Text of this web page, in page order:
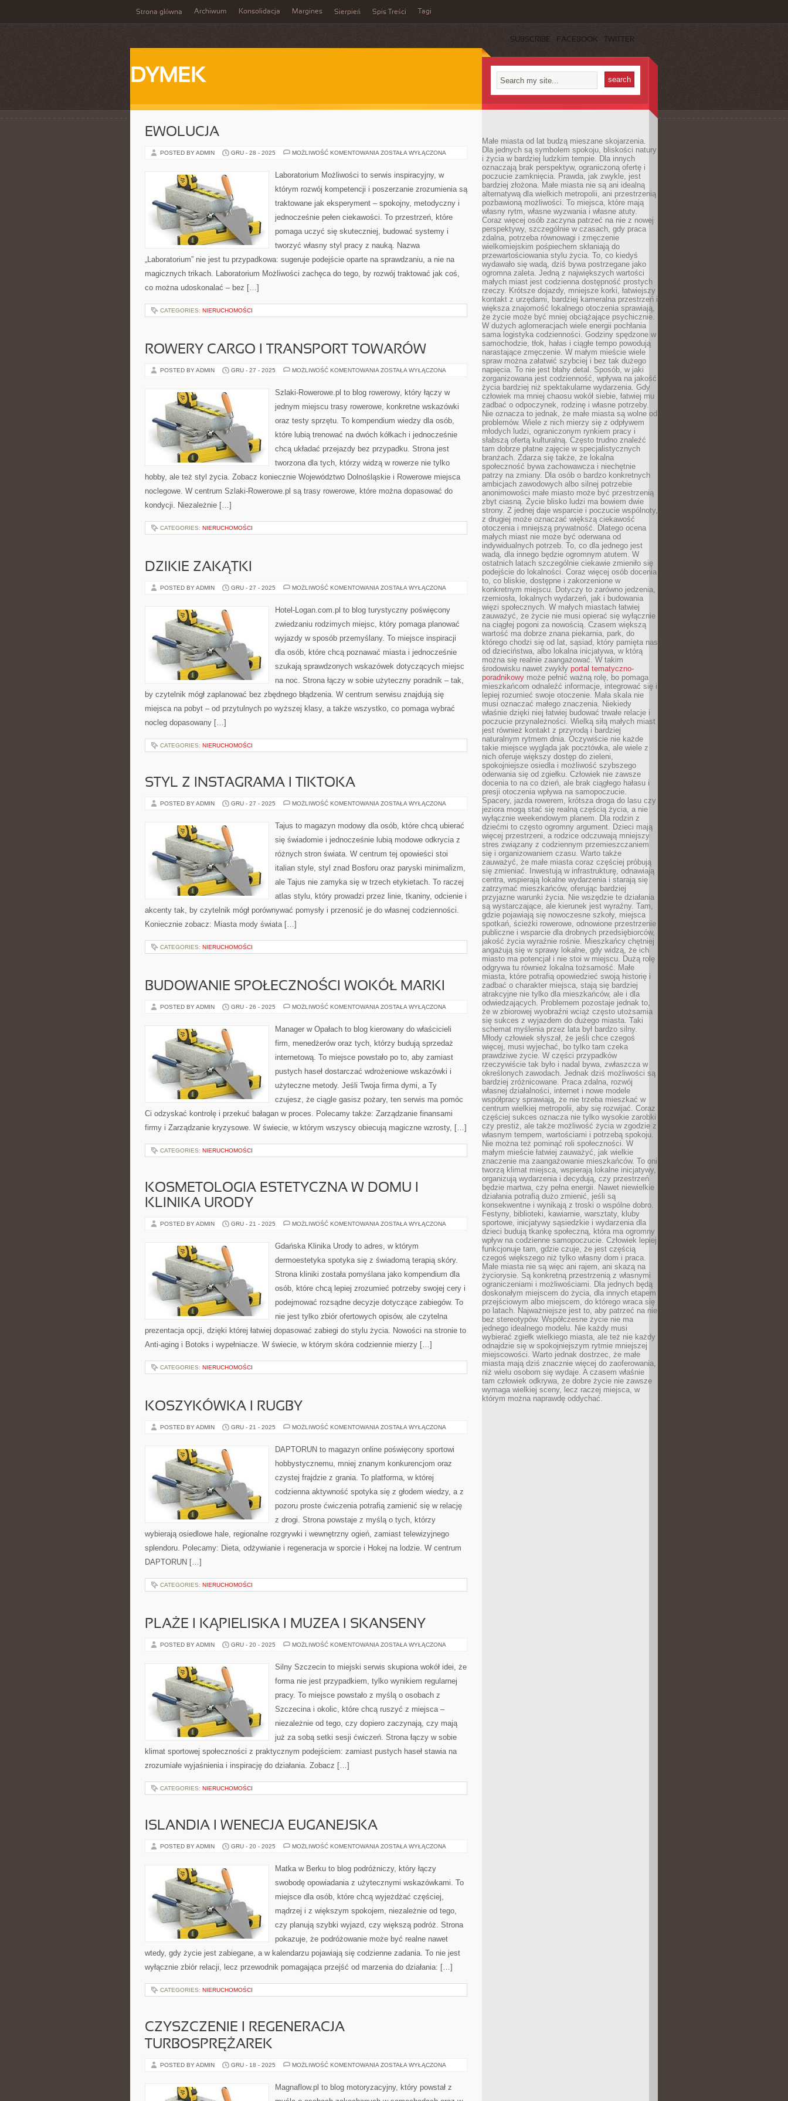
Strona główna Archiwum Konsolidacja Margines Sierpień Spis Treści Tagi
SUBSCRIBE FACEBOOK TWITTER
DYMEK
EWOLUCJA
POSTED BY ADMIN GRU - 28 - 2025 MOŻLIWOŚĆ KOMENTOWANIA EWOLUCJA
ZOSTAŁA WYŁĄCZONA
Laboratorium Możliwości to serwis inspiracyjny, w
którym rozwój kompetencji i poszerzanie zrozumienia są
traktowane jak eksperyment – spokojny, metodyczny i
jednocześnie pełen ciekawości. To przestrzeń, które
pomaga uczyć się skuteczniej, budować systemy i
tworzyć własny styl pracy z nauką. Nazwa
„Laboratorium” nie jest tu przypadkowa: sugeruje podejście oparte na sprawdzaniu, a nie na
magicznych trikach. Laboratorium Możliwości zachęca do tego, by rozwój traktować jak coś,
co można udoskonalać – bez […]
CATEGORIES: NIERUCHOMOŚCI
ROWERY CARGO I TRANSPORT TOWARÓW
POSTED BY ADMIN GRU - 27 - 2025 MOŻLIWOŚĆ KOMENTOWANIA ROWERY
TRANSPORT
TOWARÓW
ZOSTAŁA WYŁĄCZONA
Szlaki-Rowerowe.pl to blog rowerowy, który łączy w
jednym miejscu trasy rowerowe, konkretne wskazówki
oraz testy sprzętu. To kompendium wiedzy dla osób,
które lubią trenować na dwóch kółkach i jednocześnie
chcą układać przejazdy bez przypadku. Strona jest
tworzona dla tych, którzy widzą w rowerze nie tylko
hobby, ale też styl życia. Zobacz koniecznie Województwo Dolnośląskie i Rowerowe miejsca
noclegowe. W centrum Szlaki-Rowerowe.pl są trasy rowerowe, które można dopasować do
kondycji. Niezależnie […]
CATEGORIES: NIERUCHOMOŚCI
DZIKIE ZAKĄTKI
POSTED BY ADMIN GRU - 27 - 2025 MOŻLIWOŚĆ KOMENTOWANIA DZIKIE
ZOSTAŁA WYŁĄCZONA
Hotel-Logan.com.pl to blog turystyczny poświęcony
zwiedzaniu rodzimych miejsc, który pomaga planować
wyjazdy w sposób przemyślany. To miejsce inspiracji
dla osób, które chcą poznawać miasta i jednocześnie
szukają sprawdzonych wskazówek dotyczących miejsc
na noc. Strona łączy w sobie użyteczny poradnik – tak,
by czytelnik mógł zaplanować bez zbędnego błądzenia. W centrum serwisu znajdują się
miejsca na pobyt – od przytulnych po wyższej klasy, a także wszystko, co pomaga wybrać
nocleg dopasowany […]
CATEGORIES: NIERUCHOMOŚCI
STYL Z INSTAGRAMA I TIKTOKA
POSTED BY ADMIN GRU - 27 - 2025 MOŻLIWOŚĆ KOMENTOWANIA STYL
TIKTOKA
ZOSTAŁA WYŁĄCZONA
Tajus to magazyn modowy dla osób, które chcą ubierać
się świadomie i jednocześnie lubią modowe odkrycia z
różnych stron świata. W centrum tej opowieści stoi
italian style, styl znad Bosforu oraz paryski minimalizm,
ale Tajus nie zamyka się w trzech etykietach. To raczej
atlas stylu, który prowadzi przez linie, tkaniny, odcienie i
akcenty tak, by czytelnik mógł porównywać pomysły i przenosić je do własnej codzienności.
Koniecznie zobacz: Miasta mody świata […]
CATEGORIES: NIERUCHOMOŚCI
BUDOWANIE SPOŁECZNOŚCI WOKÓŁ MARKI
POSTED BY ADMIN GRU - 26 - 2025 MOŻLIWOŚĆ KOMENTOWANIA BUDOWANIE
ZOSTAŁA WYŁĄCZONA
Manager w Opałach to blog kierowany do właścicieli
firm, menedżerów oraz tych, którzy budują sprzedaż
internetową. To miejsce powstało po to, aby zamiast
pustych haseł dostarczać wdrożeniowe wskazówki i
użyteczne metody. Jeśli Twoja firma dymi, a Ty
czujesz, że ciągle gasisz pożary, ten serwis ma pomóc
Ci odzyskać kontrolę i przekuć bałagan w proces. Polecamy także: Zarządzanie finansami
firmy i Zarządzanie kryzysowe. W świecie, w którym wszyscy obiecują magiczne wzrosty, […]
CATEGORIES: NIERUCHOMOŚCI
KOSMETOLOGIA ESTETYCZNA W DOMU I
KLINIKA URODY
POSTED BY ADMIN GRU - 21 - 2025 MOŻLIWOŚĆ KOMENTOWANIA KOSMETOLOGIA
DOMU
I
URODY
ZOSTAŁA WYŁĄCZONA
Gdańska Klinika Urody to adres, w którym
dermoestetyka spotyka się z świadomą terapią skóry.
Strona kliniki została pomyślana jako kompendium dla
osób, które chcą lepiej zrozumieć potrzeby swojej cery i
podejmować rozsądne decyzje dotyczące zabiegów. To
nie jest tylko zbiór ofertowych opisów, ale czytelna
prezentacja opcji, dzięki której łatwiej dopasować zabiegi do stylu życia. Nowości na stronie to
Anti-aging i Botoks i wypełniacze. W świecie, w którym skóra codziennie mierzy […]
CATEGORIES: NIERUCHOMOŚCI
KOSZYKÓWKA I RUGBY
POSTED BY ADMIN GRU - 21 - 2025 MOŻLIWOŚĆ KOMENTOWANIA KOSZYKÓWKA
ZOSTAŁA WYŁĄCZONA
DAPTORUN to magazyn online poświęcony sportowi
hobbystycznemu, mniej znanym konkurencjom oraz
czystej frajdzie z grania. To platforma, w której
codzienna aktywność spotyka się z głodem wiedzy, a z
pozoru proste ćwiczenia potrafią zamienić się w relację
z drogi. Strona powstaje z myślą o tych, którzy
wybierają osiedlowe hale, regionalne rozgrywki i wewnętrzny ogień, zamiast telewizyjnego
splendoru. Polecamy: Dieta, odżywianie i regeneracja w sporcie i Hokej na lodzie. W centrum
DAPTORUN […]
CATEGORIES: NIERUCHOMOŚCI
PLAŻE I KĄPIELISKA I MUZEA I SKANSENY
POSTED BY ADMIN GRU - 20 - 2025 MOŻLIWOŚĆ KOMENTOWANIA PLAŻE
I
MUZEA
SKANSENY
ZOSTAŁA WYŁĄCZONA
Silny Szczecin to miejski serwis skupiona wokół idei, że
forma nie jest przypadkiem, tylko wynikiem regularnej
pracy. To miejsce powstało z myślą o osobach z
Szczecina i okolic, które chcą ruszyć z miejsca –
niezależnie od tego, czy dopiero zaczynają, czy mają
już za sobą setki sesji ćwiczeń. Strona łączy w sobie
klimat sportowej społeczności z praktycznym podejściem: zamiast pustych haseł stawia na
zrozumiałe wyjaśnienia i inspirację do działania. Zobacz […]
CATEGORIES: NIERUCHOMOŚCI
ISLANDIA I WENECJA EUGANEJSKA
POSTED BY ADMIN GRU - 20 - 2025 MOŻLIWOŚĆ KOMENTOWANIA ISLANDIA
EUGANEJSKA
ZOSTAŁA WYŁĄCZONA
Matka w Berku to blog podróżniczy, który łączy
swobodę opowiadania z użytecznymi wskazówkami. To
miejsce dla osób, które chcą wyjeżdżać częściej,
mądrzej i z większym spokojem, niezależnie od tego,
czy planują szybki wyjazd, czy większą podróż. Strona
pokazuje, że podróżowanie może być realne nawet
wtedy, gdy życie jest zabiegane, a w kalendarzu pojawiają się codzienne zadania. To nie jest
wyłącznie zbiór relacji, lecz przewodnik pomagająca przejść od marzenia do działania: […]
CATEGORIES: NIERUCHOMOŚCI
CZYSZCZENIE I REGENERACJA
TURBOSPRĘŻAREK
POSTED BY ADMIN GRU - 18 - 2025 MOŻLIWOŚĆ KOMENTOWANIA CZYSZCZENIE
TURBOSPRĘŻAREK
ZOSTAŁA WYŁĄCZONA
Magnaflow.pl to blog motoryzacyjny, który powstał z
Małe miasta od lat budzą mieszane skojarzenia.
Dla jednych są symbolem spokoju, bliskości natury
i życia w bardziej ludzkim tempie. Dla innych
oznaczają brak perspektyw, ograniczoną ofertę i
poczucie zamknięcia. Prawda, jak zwykle, jest
bardziej złożona. Małe miasta nie są ani idealną
alternatywą dla wielkich metropolii, ani przestrzenią
pozbawioną możliwości. To miejsca, które mają
własny rytm, własne wyzwania i własne atuty.
Coraz więcej osób zaczyna patrzeć na nie z nowej
perspektywy, szczególnie w czasach, gdy praca
zdalna, potrzeba równowagi i zmęczenie
wielkomiejskim pośpiechem skłaniają do
przewartościowania stylu życia. To, co kiedyś
wydawało się wadą, dziś bywa postrzegane jako
ogromna zaleta. Jedną z największych wartości
małych miast jest codzienna dostępność prostych
rzeczy. Krótsze dojazdy, mniejsze korki, łatwiejszy
kontakt z urzędami, bardziej kameralna przestrzeń i
większa znajomość lokalnego otoczenia sprawiają,
że życie może być mniej obciążające psychicznie.
W dużych aglomeracjach wiele energii pochłania
sama logistyka codzienności. Godziny spędzone w
samochodzie, tłok, hałas i ciągłe tempo powodują
narastające zmęczenie. W małym mieście wiele
spraw można załatwić szybciej i bez tak dużego
napięcia. To nie jest błahy detal. Sposób, w jaki
zorganizowana jest codzienność, wpływa na jakość
życia bardziej niż spektakularne wydarzenia. Gdy
człowiek ma mniej chaosu wokół siebie, łatwiej mu
zadbać o odpoczynek, rodzinę i własne potrzeby.
Nie oznacza to jednak, że małe miasta są wolne od
problemów. Wiele z nich mierzy się z odpływem
młodych ludzi, ograniczonym rynkiem pracy i
słabszą ofertą kulturalną. Często trudno znaleźć
tam dobrze płatne zajęcie w specjalistycznych
branżach. Zdarza się także, że lokalna
społeczność bywa zachowawcza i niechętnie
patrzy na zmiany. Dla osób o bardzo konkretnych
ambicjach zawodowych albo silnej potrzebie
anonimowości małe miasto może być przestrzenią
zbyt ciasną. Życie blisko ludzi ma bowiem dwie
strony. Z jednej daje wsparcie i poczucie wspólnoty,
z drugiej może oznaczać większą ciekawość
otoczenia i mniejszą prywatność. Dlatego ocena
małych miast nie może być oderwana od
indywidualnych potrzeb. To, co dla jednego jest
wadą, dla innego będzie ogromnym atutem. W
ostatnich latach szczególnie ciekawie zmieniło się
podejście do lokalności. Coraz więcej osób docenia
to, co bliskie, dostępne i zakorzenione w
konkretnym miejscu. Dotyczy to zarówno jedzenia,
rzemiosła, lokalnych wydarzeń, jak i budowania
więzi społecznych. W małych miastach łatwiej
zauważyć, że życie nie musi opierać się wyłącznie
na ciągłej pogoni za nowością. Czasem większą
wartość ma dobrze znana piekarnia, park, do
którego chodzi się od lat, sąsiad, który pamięta nas
od dzieciństwa, albo lokalna inicjatywa, w którą
można się realnie zaangażować. W takim
środowisku nawet zwykły portal tematyczno-
poradnikowy może pełnić ważną rolę, bo pomaga
mieszkańcom odnaleźć informacje, integrować się i
lepiej rozumieć swoje otoczenie. Mała skala nie
musi oznaczać małego znaczenia. Niekiedy
właśnie dzięki niej łatwiej budować trwałe relacje i
poczucie przynależności. Wielką siłą małych miast
jest również kontakt z przyrodą i bardziej
naturalnym rytmem dnia. Oczywiście nie każde
takie miejsce wygląda jak pocztówka, ale wiele z
nich oferuje większy dostęp do zieleni,
spokojniejsze osiedla i możliwość szybszego
oderwania się od zgiełku. Człowiek nie zawsze
docenia to na co dzień, ale brak ciągłego hałasu i
presji otoczenia wpływa na samopoczucie.
Spacery, jazda rowerem, krótsza droga do lasu czy
jeziora mogą stać się realną częścią życia, a nie
wyłącznie weekendowym planem. Dla rodzin z
dziećmi to często ogromny argument. Dzieci mają
więcej przestrzeni, a rodzice odczuwają mniejszy
stres związany z codziennym przemieszczaniem
się i organizowaniem czasu. Warto także
zauważyć, że małe miasta coraz częściej próbują
się zmieniać. Inwestują w infrastrukturę, odnawiają
centra, wspierają lokalne wydarzenia i starają się
zatrzymać mieszkańców, oferując bardziej
przyjazne warunki życia. Nie wszędzie te działania
są wystarczające, ale kierunek jest wyraźny. Tam,
gdzie pojawiają się nowoczesne szkoły, miejsca
spotkań, ścieżki rowerowe, odnowione przestrzenie
publiczne i wsparcie dla drobnych przedsiębiorców,
jakość życia wyraźnie rośnie. Mieszkańcy chętniej
angażują się w sprawy lokalne, gdy widzą, że ich
miasto ma potencjał i nie stoi w miejscu. Dużą rolę
odgrywa tu również lokalna tożsamość. Małe
miasta, które potrafią opowiedzieć swoją historię i
zadbać o charakter miejsca, stają się bardziej
atrakcyjne nie tylko dla mieszkańców, ale i dla
odwiedzających. Problemem pozostaje jednak to,
że w zbiorowej wyobraźni wciąż często utożsamia
się sukces z wyjazdem do dużego miasta. Taki
schemat myślenia przez lata był bardzo silny.
Młody człowiek słyszał, że jeśli chce czegoś
więcej, musi wyjechać, bo tylko tam czeka
prawdziwe życie. W części przypadków
rzeczywiście tak było i nadal bywa, zwłaszcza w
określonych zawodach. Jednak dziś możliwości są
bardziej zróżnicowane. Praca zdalna, rozwój
własnej działalności, internet i nowe modele
współpracy sprawiają, że nie trzeba mieszkać w
centrum wielkiej metropolii, aby się rozwijać. Coraz
częściej sukces oznacza nie tylko wysokie zarobki
czy prestiż, ale także możliwość życia w zgodzie z
własnym tempem, wartościami i potrzebą spokoju.
Nie można też pominąć roli społeczności. W
małym mieście łatwiej zauważyć, jak wielkie
znaczenie ma zaangażowanie mieszkańców. To oni
tworzą klimat miejsca, wspierają lokalne inicjatywy,
organizują wydarzenia i decydują, czy przestrzeń
będzie martwa, czy pełna energii. Nawet niewielkie
działania potrafią dużo zmienić, jeśli są
konsekwentne i wynikają z troski o wspólne dobro.
Festyny, biblioteki, kawiarnie, warsztaty, kluby
sportowe, inicjatywy sąsiedzkie i wydarzenia dla
dzieci budują tkankę społeczną, która ma ogromny
wpływ na codzienne samopoczucie. Człowiek lepiej
funkcjonuje tam, gdzie czuje, że jest częścią
czegoś większego niż tylko własny dom i praca.
Małe miasta nie są więc ani rajem, ani skazą na
życiorysie. Są konkretną przestrzenią z własnymi
ograniczeniami i możliwościami. Dla jednych będą
doskonałym miejscem do życia, dla innych etapem
przejściowym albo miejscem, do którego wraca się
po latach. Najważniejsze jest to, aby patrzeć na nie
bez stereotypów. Współczesne życie nie ma
jednego idealnego modelu. Nie każdy musi
wybierać zgiełk wielkiego miasta, ale też nie każdy
odnajdzie się w spokojniejszym rytmie mniejszej
miejscowości. Warto jednak dostrzec, że małe
miasta mają dziś znacznie więcej do zaoferowania,
niż wielu osobom się wydaje. A czasem właśnie
tam człowiek odkrywa, że dobre życie nie zawsze
wymaga wielkiej sceny, lecz raczej miejsca, w
którym można naprawdę oddychać.